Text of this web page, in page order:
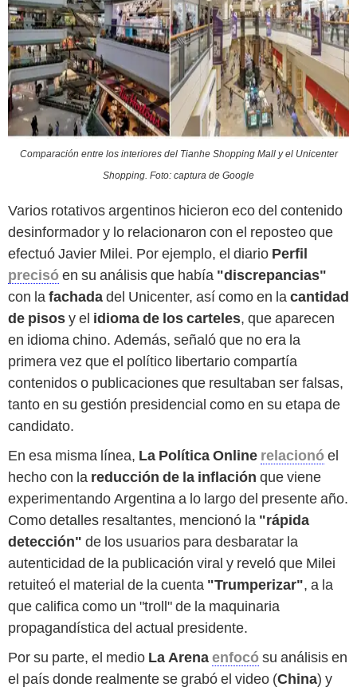
Comparación entre los interiores del Tianhe Shopping Mall y el Unicenter
Shopping. Foto: captura de Google
Varios rotativos argentinos hicieron eco del contenido
desinformador y lo relacionaron con el reposteo que
efectuó Javier Milei. Por ejemplo, el diario Perfil
precisóen su análisis que había "discrepancias"
con lafachadadel Unicenter, así como en lacantidad
de pisosy el idioma de los carteles, que aparecen
en idioma chino. Además, señaló que no era la
primera vez que el político libertario compartía
contenidos o publicaciones que resultaban ser falsas,
tanto en su gestión presidencial como en su etapa de
candidato.
En esa misma línea, La Política Online relacionóel
hecho con la reducción de la inflación que viene
experimentando Argentina a lo largo del presente año.
Como detalles resaltantes, mencionó la "rápida
detección" de los usuarios para desbaratar la
autenticidad de la publicación viral y reveló que Milei
retuiteó el material de la cuenta "Trumperizar", a la
que califica como un "troll" de la maquinaria
propagandística del actual presidente.
Por su parte, el medio La Arenaenfocósu análisis en
el país donde realmente se grabó el video (China) y